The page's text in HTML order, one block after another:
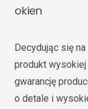
okien
Decydując się
produkt wysokiej
gwarancję
o detale i